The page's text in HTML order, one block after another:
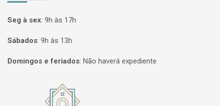
Seg à sex: 9h às 17h
Sábados: 9h às 13h
Domingos e feriados: Não haverá expediente
Página inicial